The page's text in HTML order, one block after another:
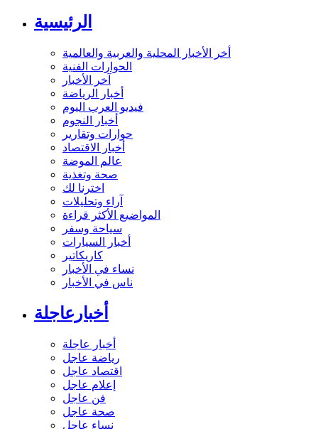
الرئيسية
أخر الأخبار المحلية والعربية والعالمية
الحوارات الفنية
آخر الأخبار
أخبار الرياضة
فيديو العرب اليوم
أخبار النجوم
حوارات وتقارير
أخبار الاقتصاد
عالم الموضة
صحة وتغذية
اخترنا لك
آراء وتحليلات
المواضيع الأكثر قراءة
سياحة وسفر
أخبار السيارات
كاريكاتير
نساء في الأخبار
ناس في الأخبار
أخبارعاجلة
أخبار عاجلة
رياضة عاجل
اقتصاد عاجل
إعلام عاجل
فن عاجل
صحة عاجل
نساء عاجل